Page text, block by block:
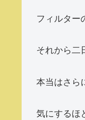
フィルター
それから二
本当はさら
気にするほ